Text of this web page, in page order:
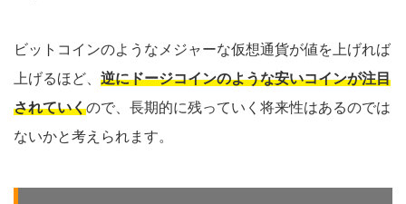
ビットコインのようなメジャーな仮想通貨が値を上げれば
上げるほど、 逆にドージコインのような安いコインが注目
されていくので、長期的に残っていく将来性はあるのでは
ないかと考えられます。